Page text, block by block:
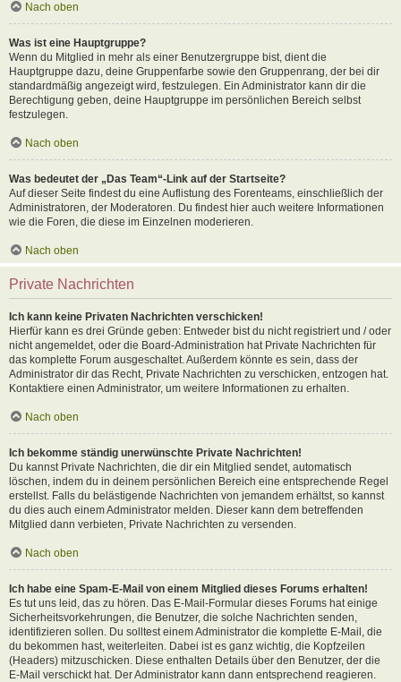
Nach oben
Was ist eine Hauptgruppe?
Wenn du Mitglied in mehr als einer Benutzergruppe bist, dient die
Hauptgruppe dazu, deine Gruppenfarbe sowie den Gruppenrang, der bei dir
standardmäßig angezeigt wird, festzulegen. Ein Administrator kann dir die
Berechtigung geben, deine Hauptgruppe im persönlichen Bereich selbst
festzulegen.
Nach oben
Was bedeutet der „Das Team“-Link auf der Startseite?
Auf dieser Seite findest du eine Auflistung des Forenteams, einschließlich der
Administratoren, der Moderatoren. Du findest hier auch weitere Informationen
wie die Foren, die diese im Einzelnen moderieren.
Nach oben
Private Nachrichten
Ich kann keine Privaten Nachrichten verschicken!
Hierfür kann es drei Gründe geben: Entweder bist du nicht registriert und / oder
nicht angemeldet, oder die Board-Administration hat Private Nachrichten für
das komplette Forum ausgeschaltet. Außerdem könnte es sein, dass der
Administrator dir das Recht, Private Nachrichten zu verschicken, entzogen hat.
Kontaktiere einen Administrator, um weitere Informationen zu erhalten.
Nach oben
Ich bekomme ständig unerwünschte Private Nachrichten!
Du kannst Private Nachrichten, die dir ein Mitglied sendet, automatisch
löschen, indem du in deinem persönlichen Bereich eine entsprechende Regel
erstellst. Falls du belästigende Nachrichten von jemandem erhältst, so kannst
du dies auch einem Administrator melden. Dieser kann dem betreffenden
Mitglied dann verbieten, Private Nachrichten zu versenden.
Nach oben
Ich habe eine Spam-E-Mail von einem Mitglied dieses Forums erhalten!
Es tut uns leid, das zu hören. Das E-Mail-Formular dieses Forums hat einige
Sicherheitsvorkehrungen, die Benutzer, die solche Nachrichten senden,
identifizieren sollen. Du solltest einem Administrator die komplette E-Mail, die
du bekommen hast, weiterleiten. Dabei ist es ganz wichtig, die Kopfzeilen
(Headers) mitzuschicken. Diese enthalten Details über den Benutzer, der die
E-Mail verschickt hat. Der Administrator kann dann entsprechend reagieren.